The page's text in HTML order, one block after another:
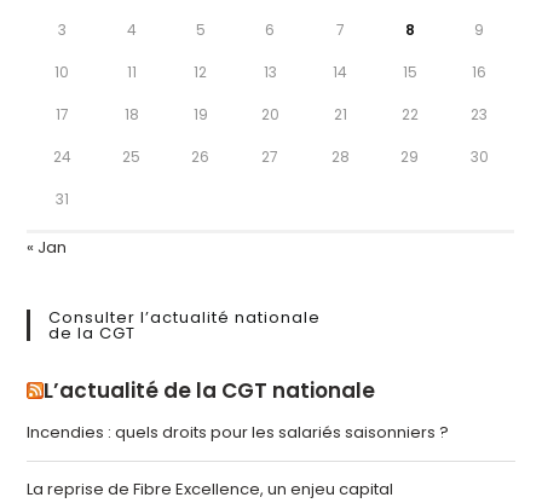
3 4 5 6 7 8 9
10 11 12 13 14 15 16
17 18 19 20 21 22 23
24 25 26 27 28 29 30
31
« Jan
Consulter l’actualité nationale
de la CGT
L’actualité de la CGT nationale
Incendies : quels droits pour les salariés saisonniers ?
La reprise de Fibre Excellence, un enjeu capital